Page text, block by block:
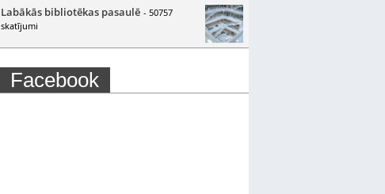
Labākās bibliotēkas pasaulē - 50757
skatījumi
Facebook